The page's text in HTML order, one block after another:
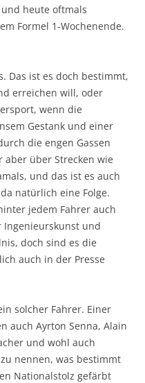
heute oftmals
Formel 1-Wochenende.
Das ist es doch bestimmt,
erreichen will, oder
wenn die
Gestank und einer
die engen Gassen
aber über Strecken wie
und das ist es auch
natürlich eine Folge.
jedem Fahrer auch
Ingenieurskunst und
doch sind es die
auch in der Presse
solcher Fahrer. Einer
auch Ayrton Senna, Alain
und wohl auch
nennen, was bestimmt
Nationalstolz gefärbt